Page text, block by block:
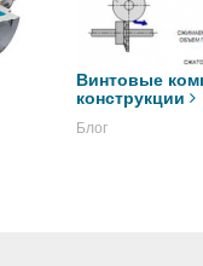
Винтовые
конструкции
Блог